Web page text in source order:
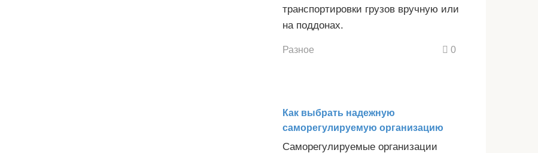
транспортировки грузов вручную или
на поддонах.
Разное 0
Как выбрать надежную
саморегулируемую организацию
Саморегулируемые организации